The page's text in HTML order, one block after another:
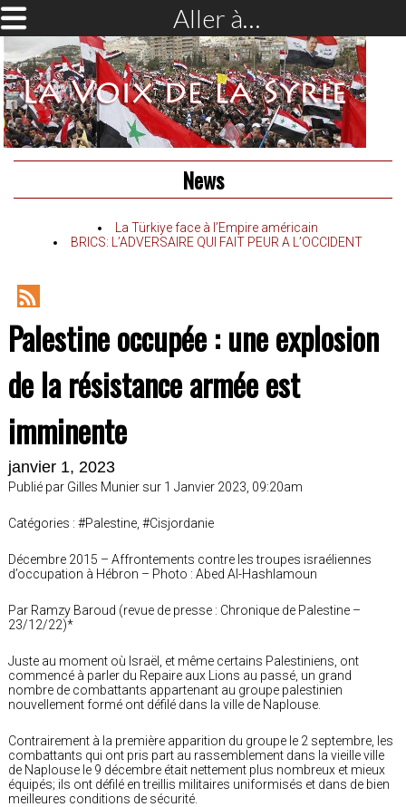
Aller à…
News
La Türkiye face à l’Empire américain
BRICS: L’ADVERSAIRE QUI FAIT PEUR A L’OCCIDENT
RSS
Feed
Palestine occupée : une explosion
de la résistance armée est
imminente
janvier 1, 2023
Publié par Gilles Munier sur 1 Janvier 2023, 09:20am
Catégories : #Palestine, #Cisjordanie
Décembre 2015 – Affrontements contre les troupes israéliennes
d’occupation à Hébron – Photo : Abed Al-Hashlamoun
Par Ramzy Baroud (revue de presse : Chronique de Palestine –
23/12/22)*
Juste au moment où Israël, et même certains Palestiniens, ont
commencé à parler du Repaire aux Lions au passé, un grand
nombre de combattants appartenant au groupe palestinien
nouvellement formé ont défilé dans la ville de Naplouse.
Contrairement à la première apparition du groupe le 2 septembre, les
combattants qui ont pris part au rassemblement dans la vieille ville
de Naplouse le 9 décembre était nettement plus nombreux et mieux
équipés; ils ont défilé en treillis militaires uniformisés et dans de bien
meilleures conditions de sécurité.